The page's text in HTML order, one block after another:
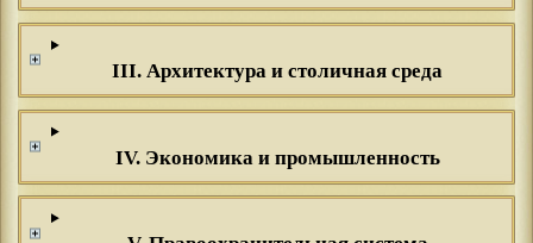
III. Архитектура и столичная среда
IV. Экономика и промышленность